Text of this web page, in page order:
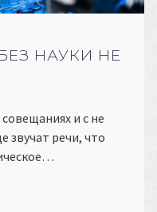
НАУКИ НЕ
и с не
звучат речи, что